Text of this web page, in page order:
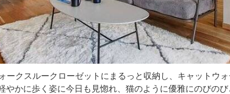
ークスルークローゼットにまるっと収納し、キャットウ
やかに歩く姿に今日も見惚れ、猫のように優雅にのびの